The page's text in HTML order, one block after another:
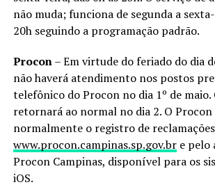
não muda; funciona de segunda a
20h seguindo a programação padrão.
Procon– Em virtude do feriado do dia
não haverá atendimento nos postos
telefônico do Procon no dia 1º de maio.
retornará ao normal no dia 2. O
normalmente o registro de
www.procon.campinas.sp.gov.bre pelo
Procon Campinas, disponível para os
iOS.